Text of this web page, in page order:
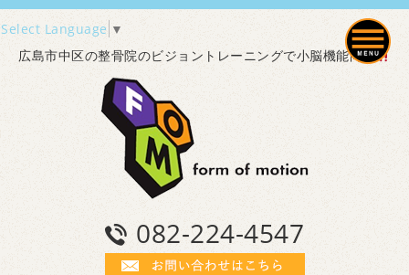
Select Language ▼
広島市中区の整骨院のビジョントレーニングで小脳機能向上
082-224-4547